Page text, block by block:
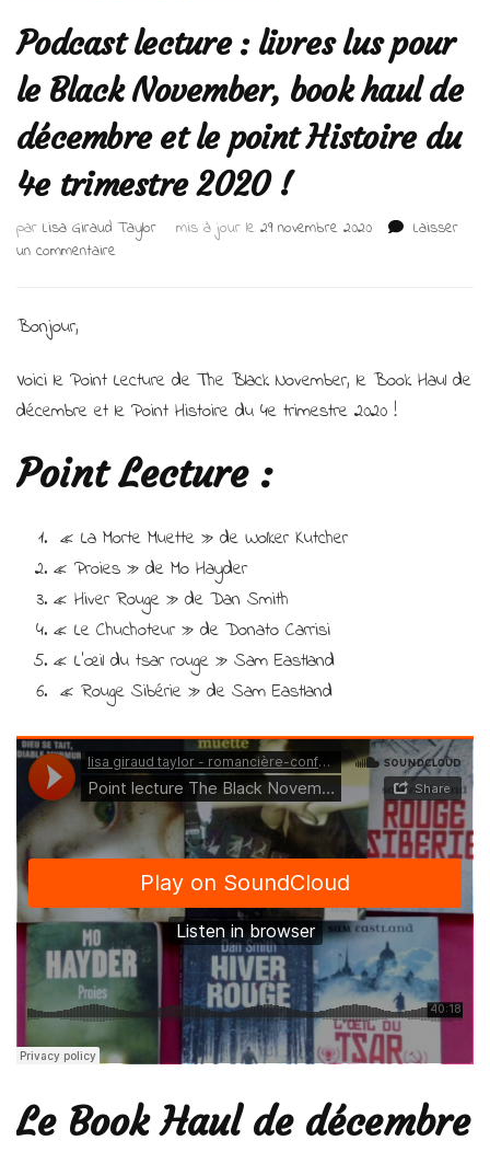
Podcast lecture : livres lus pour
le Black November, book haul de
décembre et le point Histoire du
4e trimestre 2020 !
par Lisa Giraud Taylor mis à jour le 29 novembre 2020
Laisser
un commentaire
pour
le
November,
book
de
décembre
et
le
point
Histoire
du
4e
trimestre
2020
!
Bonjour,
Voici le Point Lecture de The Black November, le Book Haul de
décembre et le Point Histoire du 4e trimestre 2020 !
Point Lecture :
« La Morte Muette » de Wolker Kutcher
« Proies » de Mo Hayder
« Hiver Rouge » de Dan Smith
« Le Chuchoteur » de Donato Carrisi
« L’œil du tsar rouge » Sam Eastland
« Rouge Sibérie » de Sam Eastland
Le Book Haul de décembre